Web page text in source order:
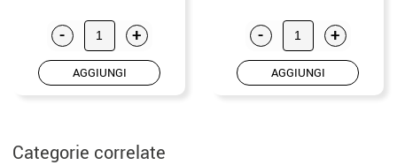
- +
AGGIUNGI
- +
AGGIUNGI
Categorie correlate